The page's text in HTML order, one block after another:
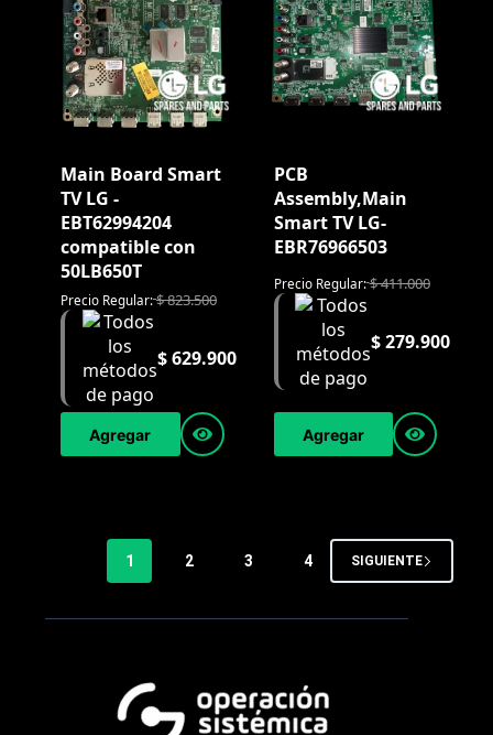
Main Board Smart
TV LG -
EBT62994204
compatible con
50LB650T
Precio Regular:$823.500
$629.900
Agregar
PCB
Assembly,Main
Smart TV LG-
EBR76966503
Precio Regular:$411.000
$279.900
Agregar
1 2 3 4 SIGUIENTE